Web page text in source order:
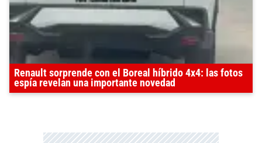
Renault sorprende con el Boreal híbrido 4x4: las fotos
espía revelan una importante novedad